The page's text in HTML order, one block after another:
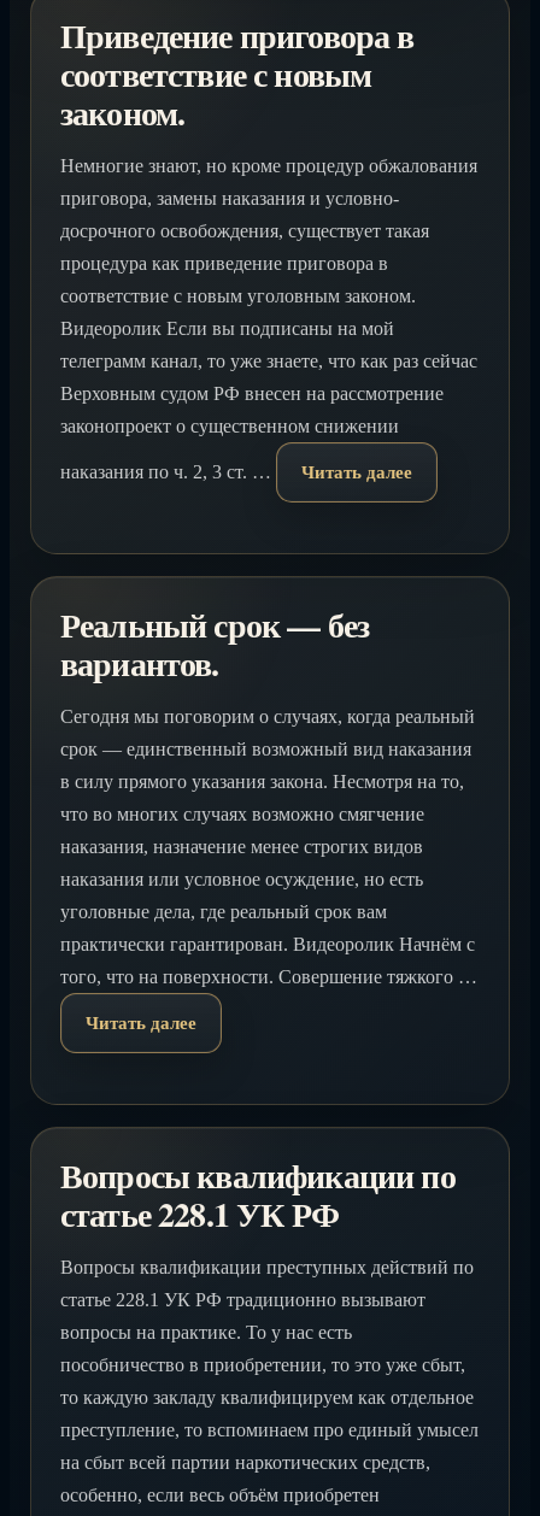
Приведение приговора в
соответствие с новым
законом.
Немногие знают, но кроме процедур обжалования
приговора, замены наказания и условно-
досрочного освобождения, существует такая
процедура как приведение приговора в
соответствие с новым уголовным законом.
Видеоролик Если вы подписаны на мой
телеграмм канал, то уже знаете, что как раз сейчас
Верховным судом РФ внесен на рассмотрение
законопроект о существенном снижении
наказания по ч. 2, 3 ст. … Читать далее
Реальный срок — без
вариантов.
Сегодня мы поговорим о случаях, когда реальный
срок — единственный возможный вид наказания
в силу прямого указания закона. Несмотря на то,
что во многих случаях возможно смягчение
наказания, назначение менее строгих видов
наказания или условное осуждение, но есть
уголовные дела, где реальный срок вам
практически гарантирован. Видеоролик Начнём с
того, что на поверхности. Совершение тяжкого …
Читать далее
Вопросы квалификации по
статье 228.1 УК РФ
Вопросы квалификации преступных действий по
статье 228.1 УК РФ традиционно вызывают
вопросы на практике. То у нас есть
пособничество в приобретении, то это уже сбыт,
то каждую закладу квалифицируем как отдельное
преступление, то вспоминаем про единый умысел
на сбыт всей партии наркотических средств,
особенно, если весь объём приобретен